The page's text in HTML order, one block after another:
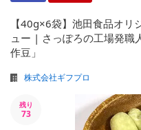
【40g×6袋】池田食品オ
ュー | さっぽろの工場発職
作豆」
株式会社ギフプロ
残り
73